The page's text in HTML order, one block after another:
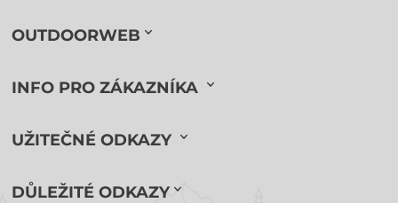
OUTDOORWEB
INFO PRO ZÁKAZNÍKA
UŽITEČNÉ ODKAZY
DŮLEŽITÉ ODKAZY